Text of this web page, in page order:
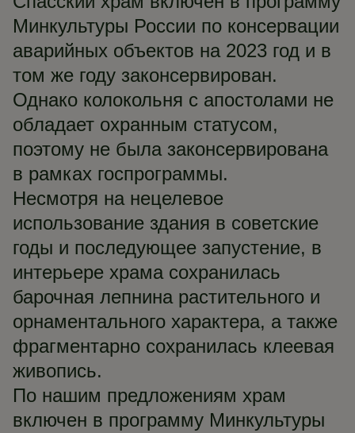
Минкультуры России по консервации
аварийных объектов на 2023 год и в
том же году законсервирован.
Однако колокольня с апостолами не
обладает охранным статусом,
поэтому не была законсервирована
в рамках госпрограммы.
Несмотря на нецелевое
использование здания в советские
годы и последующее запустение, в
интерьере храма сохранилась
барочная лепнина растительного и
орнаментального характера, а также
фрагментарно сохранилась клеевая
живопись.
По нашим предложениям храм
включен в программу Минкультуры